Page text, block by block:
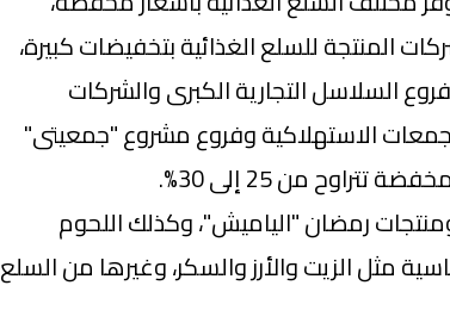
المنتجة للسلع الغذائية بتخفيضات كبيرة،
السلاسل التجارية الكبرى والشركات
الاستهلاكية وفروع مشروع "جمعيتى"
من 25 إلى 30%.
رمضان "الياميش"، وكذلك اللحوم
مثل الزيت والأرز والسكر، وغيرها من السلع